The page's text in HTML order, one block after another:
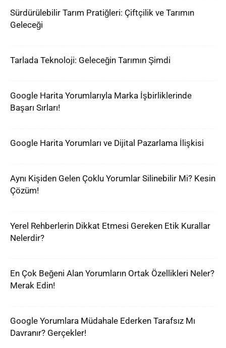
Sürdürülebilir Tarım Pratiğleri: Çiftçilik ve Tarımın
Geleceği
Tarlada Teknoloji: Geleceğin Tarımın Şimdi
Google Harita Yorumlarıyla Marka İşbirliklerinde
Başarı Sırları!
Google Harita Yorumları ve Dijital Pazarlama İlişkisi
Aynı Kişiden Gelen Çoklu Yorumlar Silinebilir Mi? Kesin
Çözüm!
Yerel Rehberlerin Dikkat Etmesi Gereken Etik Kurallar
Nelerdir?
En Çok Beğeni Alan Yorumların Ortak Özellikleri Neler?
Merak Edin!
Google Yorumlara Müdahale Ederken Tarafsız Mı
Davranır? Gerçekler!